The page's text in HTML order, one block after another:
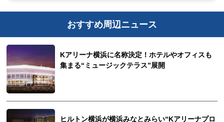
おすすめ周辺ニュース
Kアリーナ横浜に名称決定！ホテルやオフィスも
集まる“ミュージックテラス”展開
ヒルトン横浜が横浜みなとみらい“Kアリーナプロ